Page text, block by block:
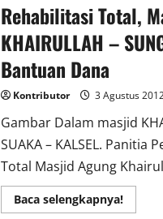
Rehab
Total
Masjid
Agung
Rehabilitasi Total,
KHAIRULLAH –
Bantuan Dana
Kontributor 3 Agustus
Gambar Dalam masjid
SUAKA – KALSEL. Panitia
Total Masjid Agung
Baca selengkapnya!Read
more